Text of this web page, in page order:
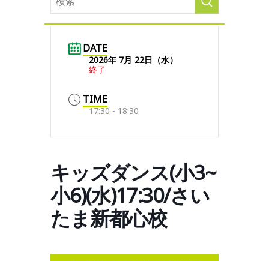
DATE
2026年 7月 22日（水）
終了
TIME
17:30 - 18:30
キッズダンス(小3~
小6)(水)17:30/さい
たま新都心校